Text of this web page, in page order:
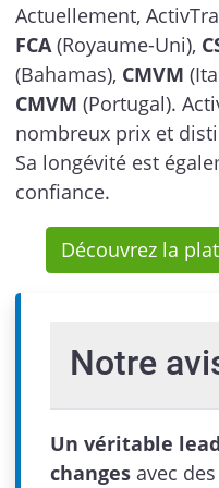
Actuellement,
FCA(Royaume-Uni),
(Bahamas), CMVM
CMVM (Portugal).
nombreux prix et
Sa longévité est
confiance.
Découvrez la
Notre
Un véritable
changes avec